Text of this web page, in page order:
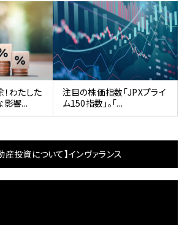
わたした
影響...
注目の株価指数「JPXプライ
ム150指数」。「...
産投資について】インヴァランス